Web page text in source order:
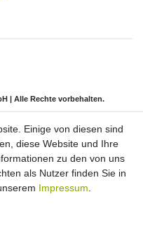
| Alle Rechte vorbehalten.
AGB
Widerrufs­recht
Einige von diesen sind
diese Website und Ihre
zu den von uns
als Nutzer finden Sie in
Impressum